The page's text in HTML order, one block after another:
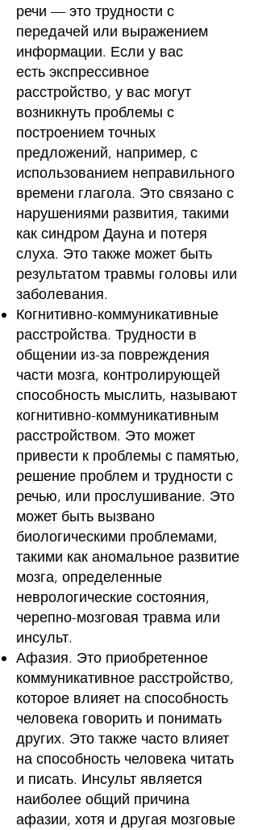
речи — это трудности с
передачей или выражением
информации. Если у вас
есть экспрессивное
расстройство, у вас могут
возникнуть проблемы с
построением точных
предложений, например, с
использованием неправильного
времени глагола. Это связано с
нарушениями развития, такими
как синдром Дауна и потеря
слуха. Это также может быть
результатом травмы головы или
заболевания.
Когнитивно-коммуникативные
расстройства. Трудности в
общении из-за повреждения
части мозга, контролирующей
способность мыслить, называют
когнитивно-коммуникативным
расстройством. Это может
привести к проблемы с памятью,
решение проблем и трудности с
речью, или прослушивание. Это
может быть вызвано
биологическими проблемами,
такими как аномальное развитие
мозга, определенные
неврологические состояния,
черепно-мозговая травма или
инсульт.
Афазия. Это приобретенное
коммуникативное расстройство,
которое влияет на способность
человека говорить и понимать
других. Это также часто влияет
на способность человека читать
и писать. Инсульт является
наиболее общий причина
афазии, хотя и другая мозговые